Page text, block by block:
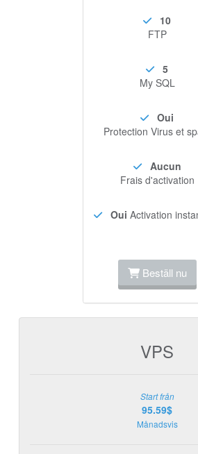
10
FTP
5
My SQL
Oui
Protection Virus et
Aucun
Frais d'activation
Oui Activation
Beställ nu
VPS
Start från
95.59$
Månadsvis